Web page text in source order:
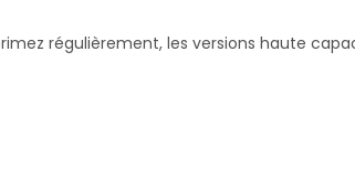
régulièrement, les versions haute